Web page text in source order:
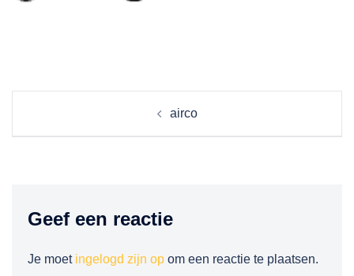
airco
Geef een reactie
Je moet ingelogd zijn op om een reactie te plaatsen.